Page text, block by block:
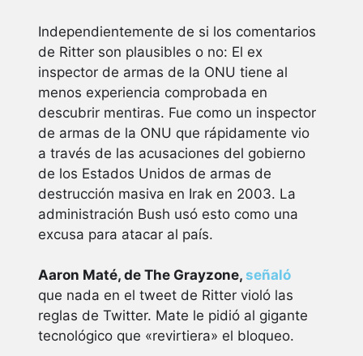
Independientemente de si los comentarios
de Ritter son plausibles o no: El ex
inspector de armas de la ONU tiene al
menos experiencia comprobada en
descubrir mentiras. Fue como un inspector
de armas de la ONU que rápidamente vio
a través de las acusaciones del gobierno
de los Estados Unidos de armas de
destrucción masiva en Irak en 2003. La
administración Bush usó esto como una
excusa para atacar al país.
Aaron Maté, de The Grayzone, señaló
que nada en el tweet de Ritter violó las
reglas de Twitter. Mate le pidió al gigante
tecnológico que «revirtiera» el bloqueo.